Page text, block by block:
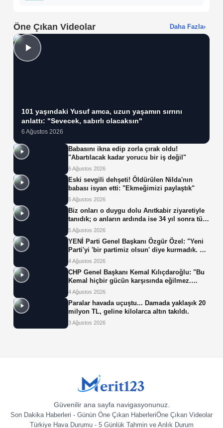
Öne Çıkan Videolar Daha Fazla›
101 yaşındaki Yusuf amca, uzun yaşamın sırrını
anlattı: "Sevecek, sabırlı olacaksın"
6 Ağustos 2026
Babasını ikna edip zorla çırak oldu!
"Abartılacak kadar yorucu bir iş değil"
6 Ağustos 2026
Eski sevgili dehşeti! Öldürülen Nilda'nın
babası isyan etti: "Ekmeğimizi paylaştık"
5 Ağustos 2026
Biz onları o duygu dolu Anıtkabir ziyaretiyle
tanıdık; o anların ardında ise 34 yıl sonra tüp
bebek tedavisiyle gelen çifte mucize yatıyor.
5 Ağustos 2026
YENİ Parti Genel Başkanı Özgür Özel: "Yeni
Parti'yi 'bir partimiz olsun' diye kurmadık. Biz
yeni partiyi iktidar olsun, milleti iktidara
4 Ağustos 2026
CHP Genel Başkanı Kemal Kılıçdaroğlu: "Bu
Kemal hiçbir gücün karşısında eğilmez.
Sadece haklının önünde eğiliriz."
4 Ağustos 2026
Paralar havada uçuştu... Damada yaklaşık 20
milyon TL, geline kilolarca altın takıldı.
3 Ağustos 2026
Güvenilir ana sayfa navigasyonunuz.
Son Dakika Haberleri - Günün Öne Çıkan HaberleriÖne Çıkan Videolar
Türkiye Hava Durumu - 5 Günlük Tahmin ve Anlık Durum